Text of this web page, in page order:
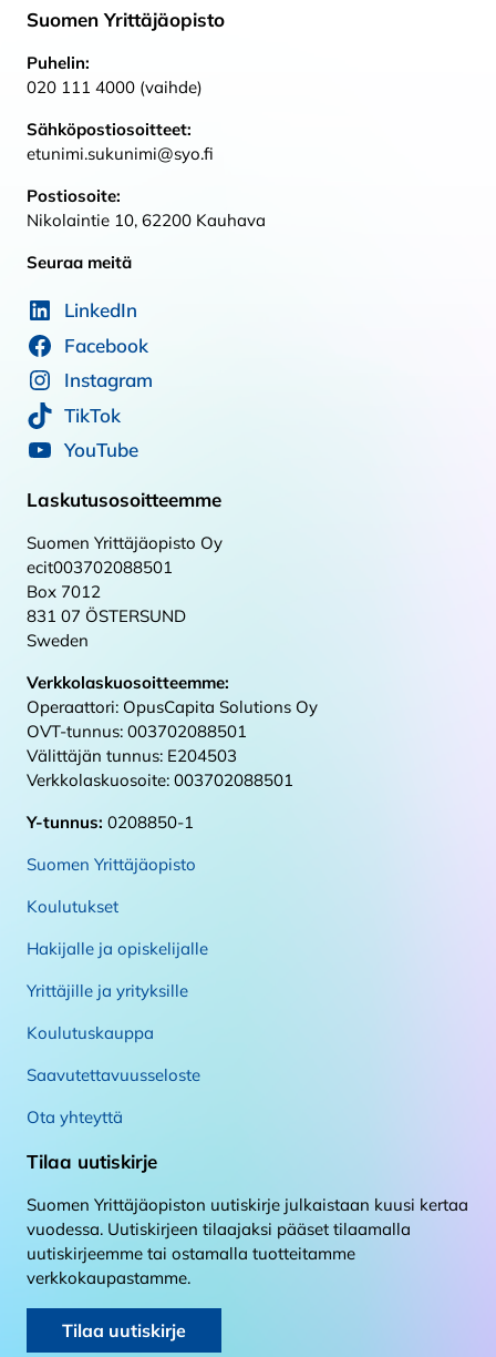
Suomen Yrittäjäopisto
Puhelin:
020 111 4000 (vaihde)
Sähköpostiosoitteet:
etunimi.sukunimi@syo.fi
Postiosoite:
Nikolaintie 10, 62200 Kauhava
Seuraa meitä
LinkedIn
Facebook
Instagram
TikTok
YouTube
Laskutusosoitteemme
Suomen Yrittäjäopisto Oy
ecit003702088501
Box 7012
831 07 ÖSTERSUND
Sweden
Verkkolaskuosoitteemme:
Operaattori: OpusCapita Solutions Oy
OVT-tunnus: 003702088501
Välittäjän tunnus: E204503
Verkkolaskuosoite: 003702088501
Y-tunnus: 0208850-1
Suomen Yrittäjäopisto
Koulutukset
Hakijalle ja opiskelijalle
Yrittäjille ja yrityksille
Koulutuskauppa
Saavutettavuusseloste
Ota yhteyttä
Tilaa uutiskirje
Suomen Yrittäjäopiston uutiskirje julkaistaan kuusi kertaa
vuodessa. Uutiskirjeen tilaajaksi pääset tilaamalla
uutiskirjeemme tai ostamalla tuotteitamme
verkkokaupastamme.
Tilaa uutiskirje